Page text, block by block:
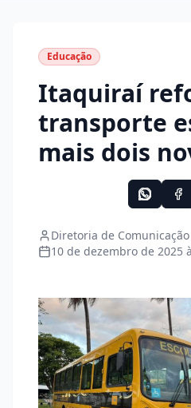
Educação
Itaquiraí
transporte
mais dois
Diretoria de Comunicação
10 de dezembro de 2025